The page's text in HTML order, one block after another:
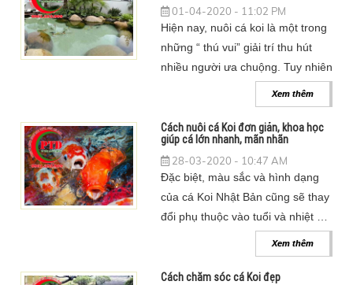
01-04-2020 - 11:02 PM
Hiện nay, nuôi cá koi là một trong
những “ thú vui” giải trí thu hút
nhiều người ưa chuộng. Tuy nhiên
Xem thêm
Cách nuôi cá Koi đơn giản, khoa học
giúp cá lớn nhanh, mãn nhãn
28-03-2020 - 10:47 AM
Đặc biệt, màu sắc và hình dạng
của cá Koi Nhật Bản cũng sẽ thay
đổi phụ thuộc vào tuổi và nhiệt độ
Xem thêm
Cách chăm sóc cá Koi đẹp